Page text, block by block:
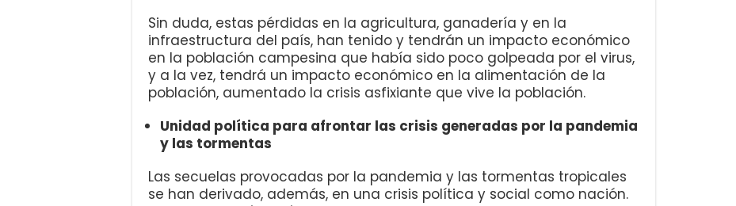
Sin duda, estas pérdidas en la agricultura, ganadería y en la
infraestructura del país, han tenido y tendrán un impacto económico
en la población campesina que había sido poco golpeada por el virus,
y a la vez, tendrá un impacto económico en la alimentación de la
población, aumentado la crisis asfixiante que vive la población.
Unidad política para afrontar las crisis generadas por la pandemia
y las tormentas
Las secuelas provocadas por la pandemia y las tormentas tropicales
se han derivado, además, en una crisis política y social como nación.